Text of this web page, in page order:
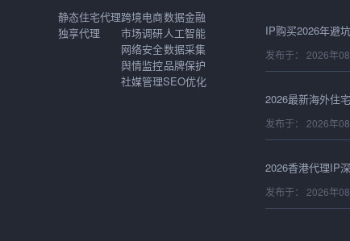
静态住宅代理
独享代理
跨境电商
市场调研
网络安全
舆情监控
社媒管理
数据金融
人工智能
数据采集
品牌保护
SEO优化
发布于： 2026年
发布于： 2026年
发布于： 2026年